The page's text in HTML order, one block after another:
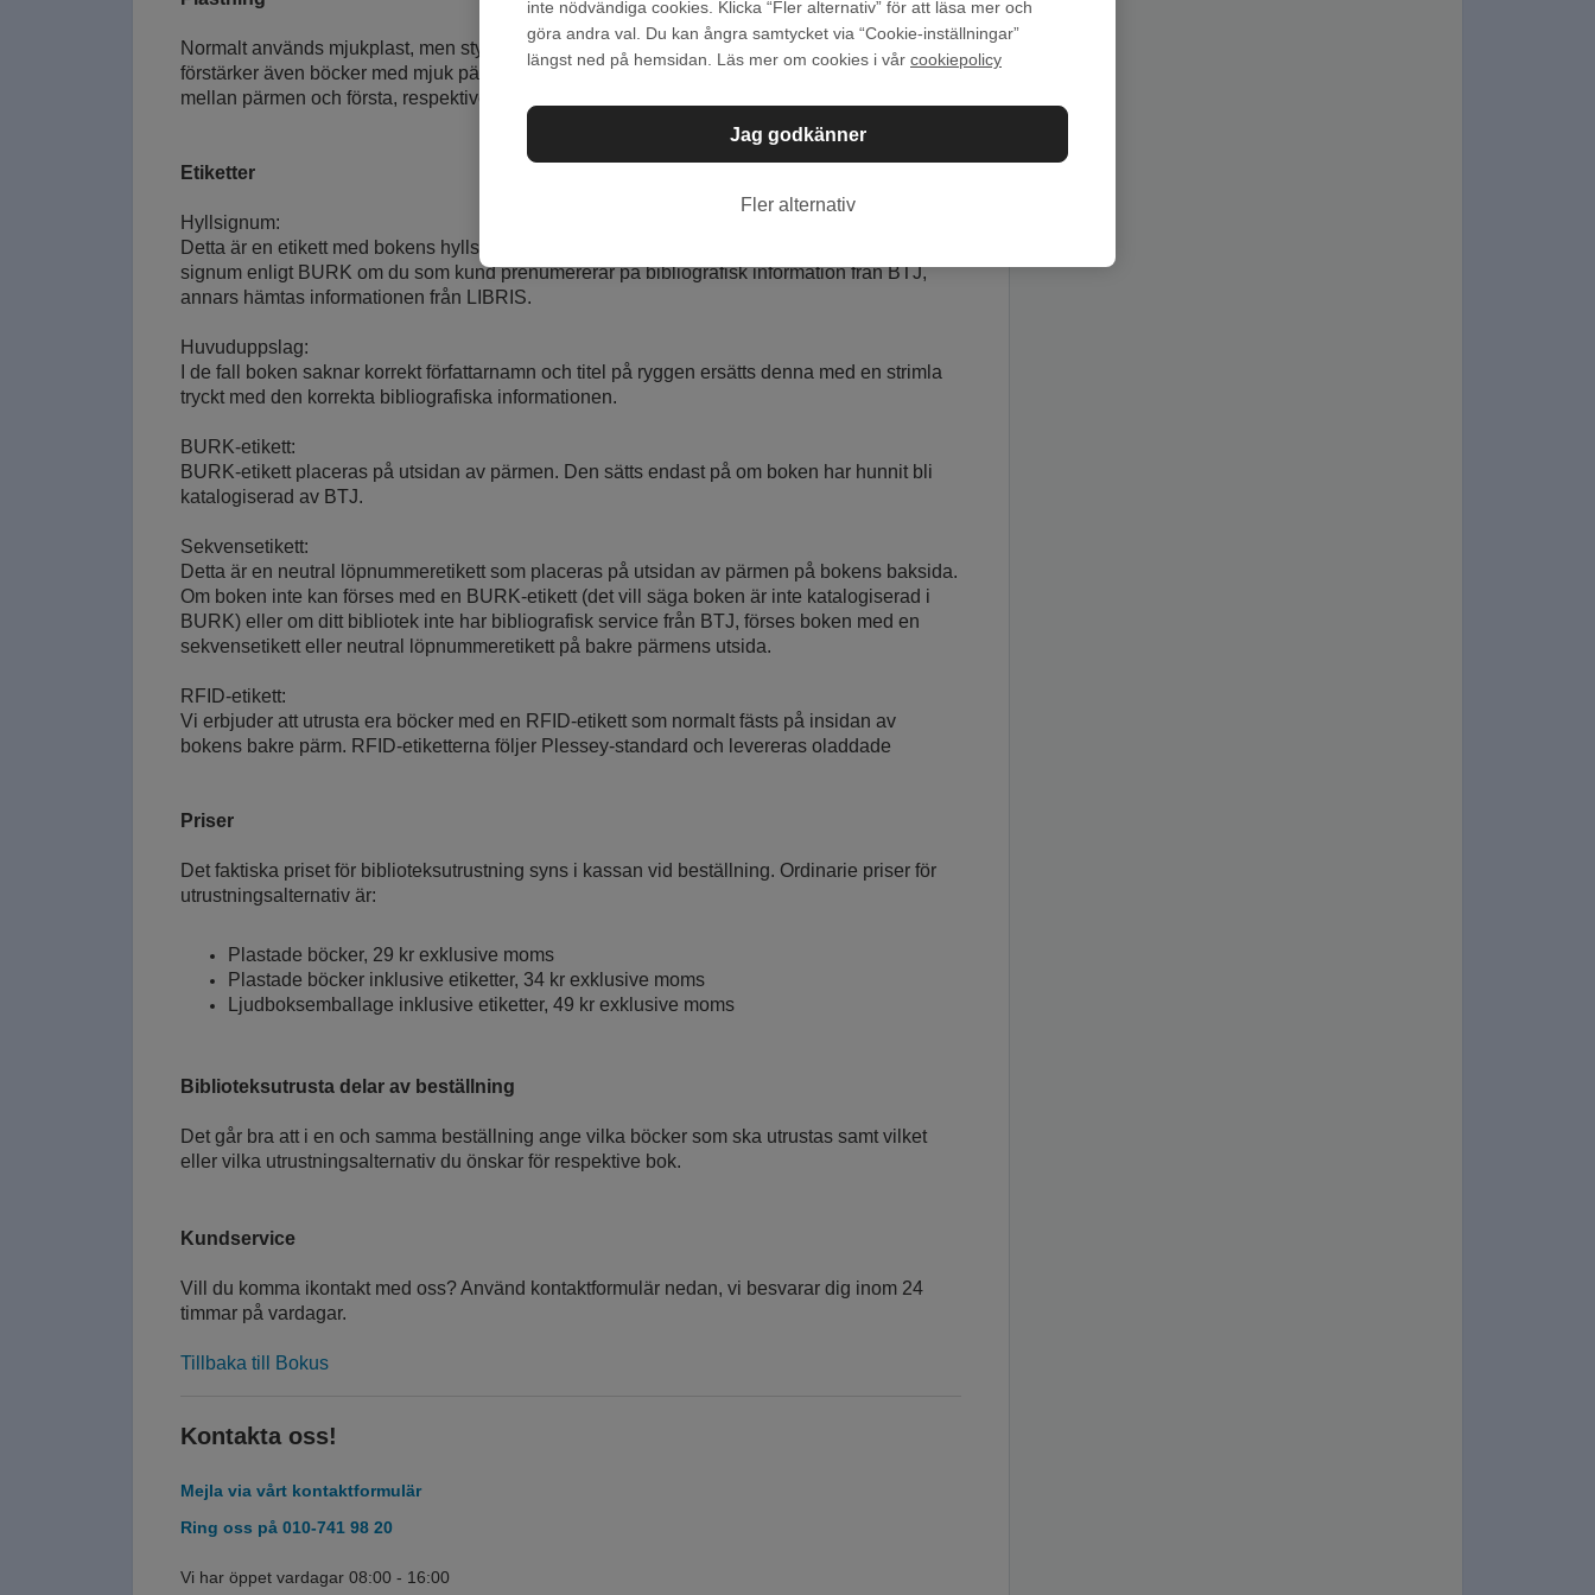
Normalt används mjukplast, men styvplast används om vi bedömer det som lämpligare. Vi
förstärker även böcker med mjuk pärm på insidan genom att sätta en smalare plastremsa
mellan pärmen och första, respektive sista, sidan i boken.
Etiketter
Hyllsignum:
Detta är en etikett med bokens hyllsignum som sätts under plasten på bokens rygg; SAB-
signum enligt BURK om du som kund prenumererar på bibliografisk information från BTJ,
annars hämtas informationen från LIBRIS.
Huvuduppslag:
I de fall boken saknar korrekt författarnamn och titel på ryggen ersätts denna med en strimla
tryckt med den korrekta bibliografiska informationen.
BURK-etikett:
BURK-etikett placeras på utsidan av pärmen. Den sätts endast på om boken har hunnit bli
katalogiserad av BTJ.
Sekvensetikett:
Detta är en neutral löpnummeretikett som placeras på utsidan av pärmen på bokens baksida.
Om boken inte kan förses med en BURK-etikett (det vill säga boken är inte katalogiserad i
BURK) eller om ditt bibliotek inte har bibliografisk service från BTJ, förses boken med en
sekvensetikett eller neutral löpnummeretikett på bakre pärmens utsida.
RFID-etikett:
Vi erbjuder att utrusta era böcker med en RFID-etikett som normalt fästs på insidan av
bokens bakre pärm. RFID-etiketterna följer Plessey-standard och levereras oladdade
Priser
Det faktiska priset för biblioteksutrustning syns i kassan vid beställning. Ordinarie priser för
utrustningsalternativ är:
Plastade böcker, 29 kr exklusive moms
Plastade böcker inklusive etiketter, 34 kr exklusive moms
Ljudboksemballage inklusive etiketter, 49 kr exklusive moms
Biblioteksutrusta delar av beställning
Det går bra att i en och samma beställning ange vilka böcker som ska utrustas samt vilket
eller vilka utrustningsalternativ du önskar för respektive bok.
Kundservice
Vill du komma ikontakt med oss? Använd kontaktformulär nedan, vi besvarar dig inom 24
timmar på vardagar.
Tillbaka till Bokus
Kontakta oss!
Mejla via vårt kontaktformulär
Ring oss på 010-741 98 20
Vi har öppet vardagar 08:00 - 16:00
inte nödvändiga cookies. Klicka “Fler alternativ” för att läsa mer och
göra andra val. Du kan ångra samtycket via “Cookie-inställningar”
längst ned på hemsidan. Läs mer om cookies i vår cookiepolicy
Jag godkänner
Fler alternativ